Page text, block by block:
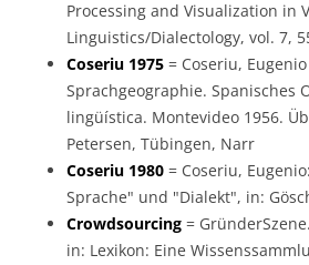
Processing and Visualization in
Linguistics/Dialectology, vol. 7,
Coseriu 1975 = Coseriu,
Sprachgeographie. Spanisches
lingüística. Montevideo 1956.
Petersen, Tübingen, Narr
Coseriu 1980 = Coseriu,
Sprache" und "Dialekt", in:
Crowdsourcing =
in: Lexikon: Eine